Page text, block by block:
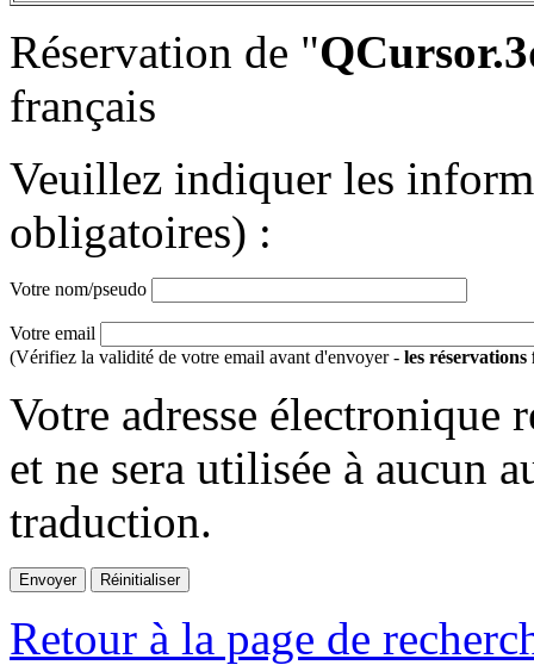
Réservation de "
français
Veuillez indiquer les
obligatoires) :
Votre nom/pseudo
Votre email
(Vérifiez la validité de votre email avant d'envoyer - les réservations
Votre adresse électronique
et ne sera utilisée à aucun
traduction.
Retour à la page de